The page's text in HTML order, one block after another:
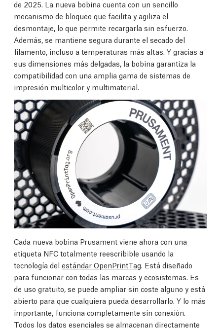
de 2025. La nueva bobina cuenta con un sencillo
mecanismo de bloqueo que facilita y agiliza el
desmontaje, lo que permite recargarla sin esfuerzo.
Además, se mantiene segura durante el secado del
filamento, incluso a temperaturas más altas. Y gracias a
sus dimensiones más delgadas, la bobina garantiza la
compatibilidad con una amplia gama de sistemas de
impresión multicolor y multimaterial.
Cada nueva bobina Prusament viene ahora con una
etiqueta NFC totalmente reescribible usando la
tecnología del estándar OpenPrintTag . Está diseñado
para funcionar con todas las marcas y ecosistemas. Es
de uso gratuito, se puede ampliar sin coste alguno y está
abierto para que cualquiera pueda desarrollarlo. Y lo más
importante, funciona completamente sin conexión.
Todos los datos esenciales se almacenan directamente